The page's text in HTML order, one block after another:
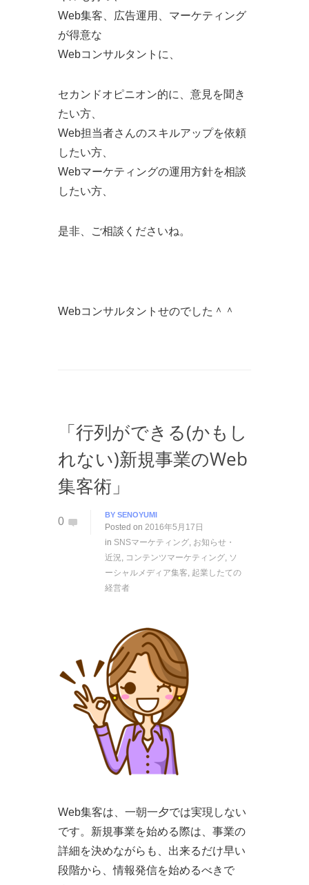
Web集客、広告運用、マーケティング
が得意な
Webコンサルタントに、
セカンドオピニオン的に、意見を聞き
たい方、
Web担当者さんのスキルアップを依頼
したい方、
Webマーケティングの運用方針を相談
したい方、
是非、ご相談くださいね。
Webコンサルタントせのでした＾＾
「行列ができる(かもし
れない)新規事業のWeb
集客術」
0
BY SENOYUMI
Posted on 2016年5月17日
in SNSマーケティング, お知らせ・
近況, コンテンツマーケティング, ソ
ーシャルメディア集客, 起業したての
経営者
Web集客は、一朝一夕では実現しない
です。新規事業を始める際は、事業の
詳細を決めながらも、出来るだけ早い
段階から、情報発信を始めるべきで